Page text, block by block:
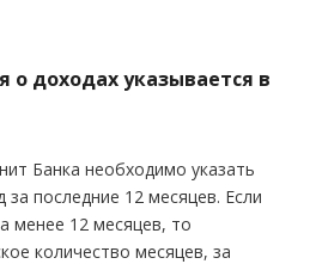
о доходах указывается в
Банка необходимо указать
последние 12 месяцев. Если
менее 12 месяцев, то
количество месяцев, за